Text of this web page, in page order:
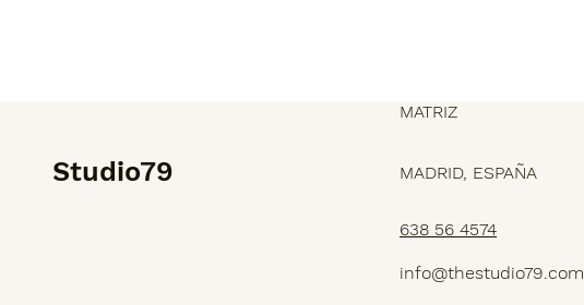
Studio79
MATRIZ
MADRID, ESPAÑA
638 56 4574
info@thestudio79.com